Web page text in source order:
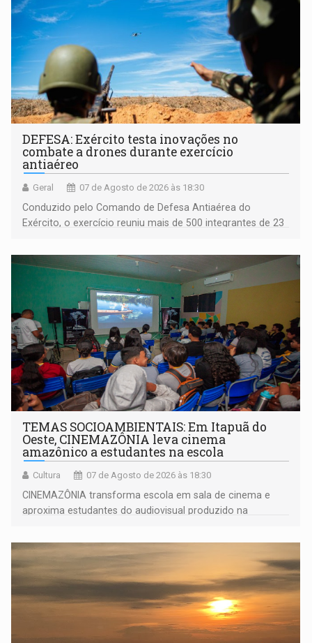
DEFESA: Exército testa inovações no
combate a drones durante exercício
antiaéreo
Geral 07 de Agosto de 2026 às 18:30
Conduzido pelo Comando de Defesa Antiaérea do
Exército, o exercício reuniu mais de 500 integrantes de 23
TEMAS SOCIOAMBIENTAIS: Em Itapuã do
Oeste, CINEMAZÔNIA leva cinema
amazônico a estudantes na escola
Cultura 07 de Agosto de 2026 às 18:30
CINEMAZÔNIA transforma escola em sala de cinema e
aproxima estudantes do audiovisual produzido na